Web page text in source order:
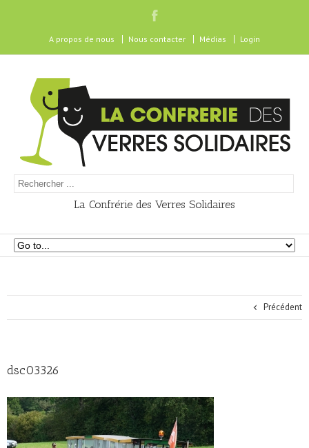
A propos de nous Nous contacter Médias Login
La Confrérie des Verres Solidaires
Précédent
dsc03326